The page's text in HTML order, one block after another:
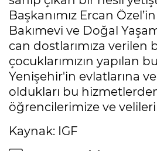
Başkanımız Ercan
Bakımevi ve Doğal
can dostlarımıza
çocuklarımızın yapılan
Yenişehir'in evlatlarına
oldukları bu hizmetlerden
öğrencilerimize ve
Kaynak: IGF